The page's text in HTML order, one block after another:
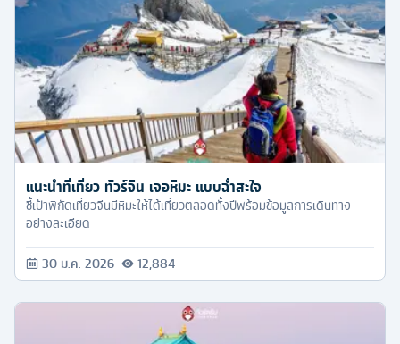
แนะนำที่เที่ยว ทัวร์จีน เจอหิมะ แบบฉ่ำสะใจ
ชี้เป้าพิกัดเที่ยวจีนมีหิมะให้ได้เที่ยวตลอดทั้งปีพร้อมข้อมูลการเดินทาง
อย่างละเอียด
30 ม.ค. 2026 12,884